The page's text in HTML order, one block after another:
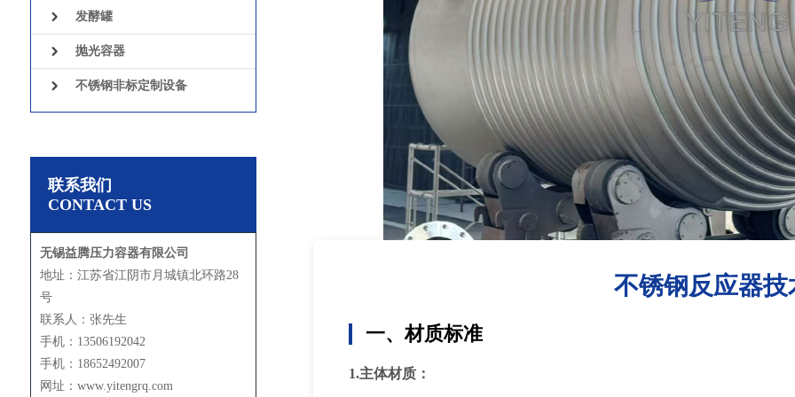
发酵罐
抛光容器
不锈钢非标定制设备
联系我们
CONTACT US
无锡益腾压力容器有限公司
地址：江苏省江阴市月城镇北环路28
号
联系人：张先生
手机：13506192042
手机：18652492007
网址：www.yitengrq.com
不锈钢反应器技
一、材质标准
1.主体材质：